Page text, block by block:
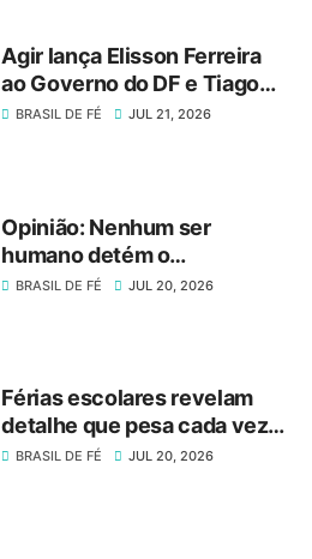
Agir lança Elisson Ferreira
ao Governo do DF e Tiago
Társis ao Senado
BRASIL DE FÉ JUL 21, 2026
Opinião: Nenhum ser
humano detém o
conhecimento absoluto
BRASIL DE FÉ JUL 20, 2026
Férias escolares revelam
detalhe que pesa cada vez
mais na escolha de um
BRASIL DE FÉ JUL 20, 2026